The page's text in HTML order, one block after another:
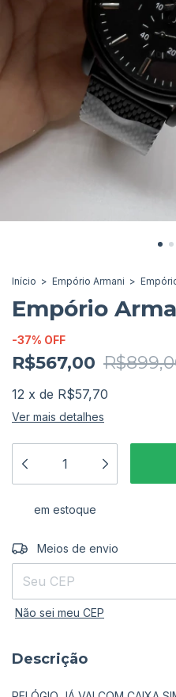
Início > Empório Armani >
Empório
-37% OFF
R$567,00
12 x de R$57,70
Ver mais detalhes
em estoque
Entregas para o CEP:
Meios de envio
Não sei meu CEP
Descrição